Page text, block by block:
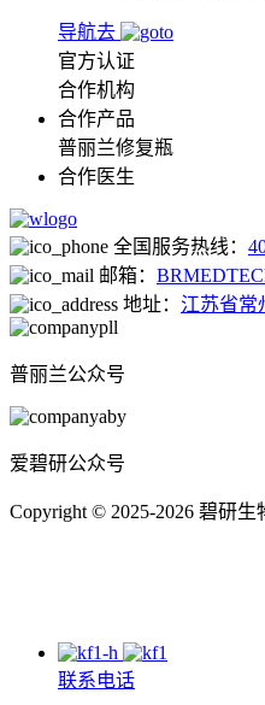
导航去
官方认证
合作机构
合作产品
普丽兰修复瓶
合作医生
全国服务热线：
邮箱：
地址： 江苏省常
普丽兰公众号
爱碧研公众号
Copyright © 2025-2026 碧研
联系电话